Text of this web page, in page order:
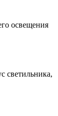
освещения
светильника,